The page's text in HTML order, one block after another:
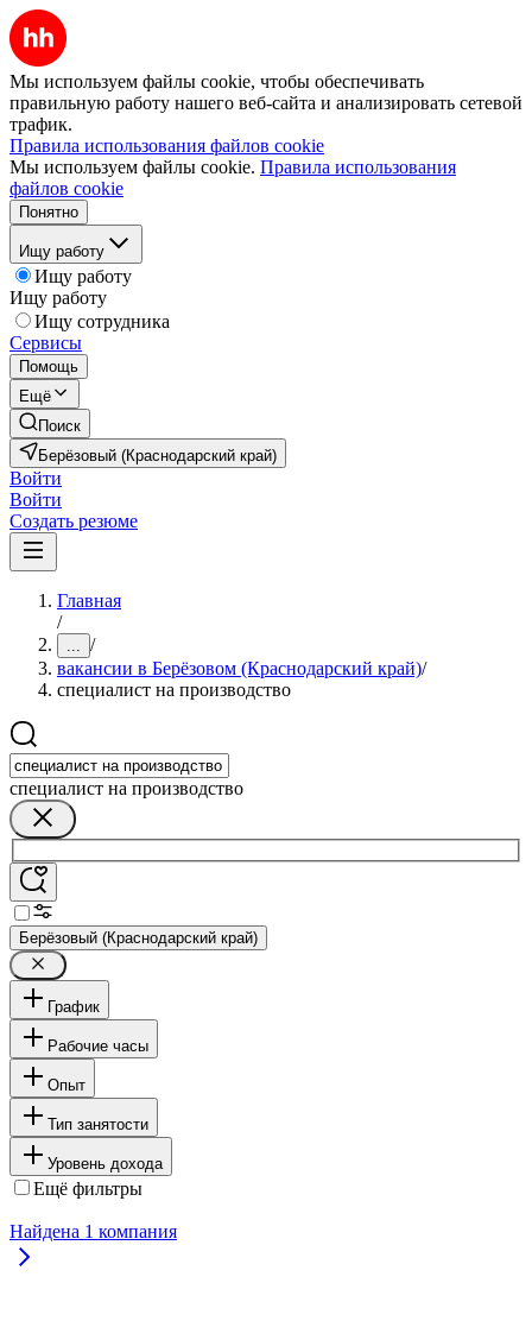
Мы используем файлы cookie, чтобы обеспечивать
правильную работу нашего веб-сайта и анализировать сетевой
трафик.
Правила использования файлов cookie
Мы используем файлы cookie. Правила использования
файлов cookie
Понятно
Ищу работу
Ищу работу
Ищу работу
Ищу сотрудника
Сервисы
Помощь
Ещё
Поиск
Берёзовый (Краснодарский край)
Войти
Войти
Создать резюме
Главная
/
... /
вакансии в Берёзовом (Краснодарский край)/
специалист на производство
специалист на производство
Берёзовый (Краснодарский край)
График
Рабочие часы
Опыт
Тип занятости
Уровень дохода
Ещё фильтры
Найдена 1 компания